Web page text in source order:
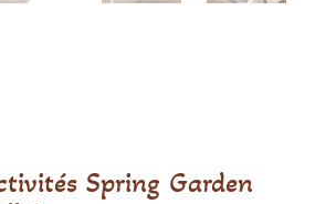
Spring Garden